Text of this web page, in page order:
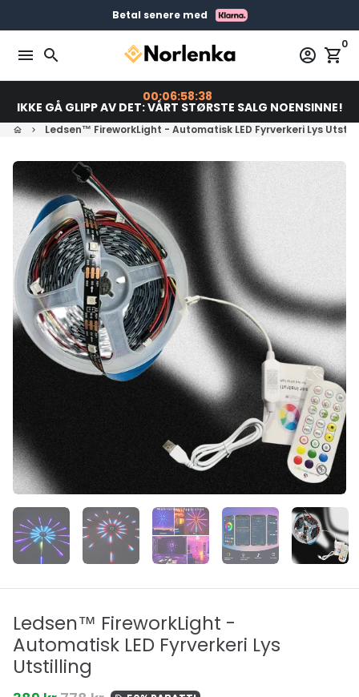
videre
innholdet
Bestill før 23:00 = Sendes i dag
Betal senere med
Gratis levering på bestillinger over 399 kr
menu search account_circle shopping_cart
0
00:06:58:37
IKKE GÅ GLIPP AV DET: VÅRT STØRSTE SALG NOENSINNE!
home keyboard_arrow_right Ledsen™ FireworkLight - Automatisk LED Fyrverkeri Lys
Ledsen™ FireworkLight -
Automatisk LED Fyrverkeri Lys
Utstilling